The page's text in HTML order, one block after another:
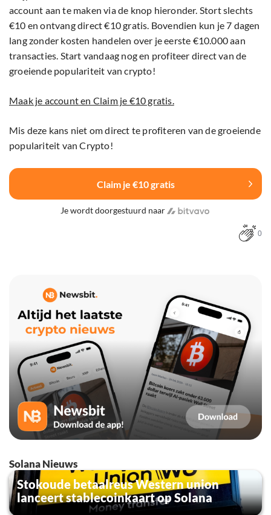
account aan te maken via de knop hieronder. Stort slechts
€10 en ontvang direct €10 gratis. Bovendien kun je 7 dagen
lang zonder kosten handelen over je eerste €10.000 aan
transacties. Start vandaag nog en profiteer direct van de
groeiende populariteit van crypto!
Maak je account en Claim je €10 gratis.
Mis deze kans niet om direct te profiteren van de groeiende
populariteit van Crypto!
Claim je €10 gratis
Je wordt doorgestuurd naar
0
Solana Nieuws
Stokoude betaalreus Western union
lanceert stablecoinkaart op Solana